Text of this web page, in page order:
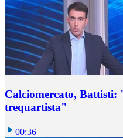
Calciomercato, Battisti:
trequartista"
00:36